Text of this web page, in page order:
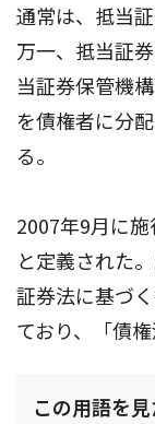
通常は、抵当
万一、抵当証
当証券保管機
を債権者に分
る。
2007年9月に
と定義された
証券法に基づ
ており、「債
この用語を